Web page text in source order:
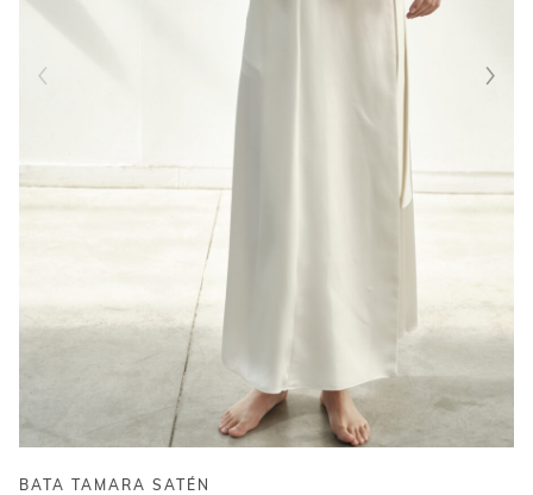
BATA TAMARA SATÉN